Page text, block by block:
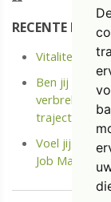
RECENTE POSTS
Vitaliteit:
Ben jij
verbreking?
traject.
Voel jij je
Job Match